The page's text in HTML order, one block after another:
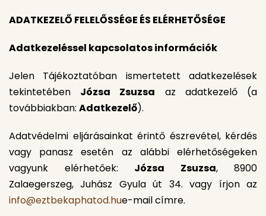
ADATKEZELŐ FELELŐSSÉGE ÉS ELÉRHETŐSÉGE
Adatkezeléssel kapcsolatos információk
Jelen Tájékoztatóban ismertetett adatkezelések
tekintetében Józsa Zsuzsa az adatkezelő (a
továbbiakban: Adatkezelő).
Adatvédelmi eljárásainkat érintő észrevétel, kérdés
vagy panasz esetén az alábbi elérhetőségeken
vagyunk elérhetőek: Józsa Zsuzsa, 8900
Zalaegerszeg, Juhász Gyula út 34. vagy írjon az
info@eztbekaphatod.hue-mail címre.